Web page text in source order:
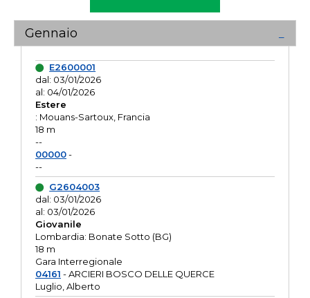
Gennaio
E2600001
dal: 03/01/2026
al: 04/01/2026
Estere
: Mouans-Sartoux, Francia
18 m
--
00000-
--
G2604003
dal: 03/01/2026
al: 03/01/2026
Giovanile
Lombardia: Bonate Sotto (BG)
18 m
Gara Interregionale
04161 - ARCIERI BOSCO DELLE QUERCE
Luglio, Alberto